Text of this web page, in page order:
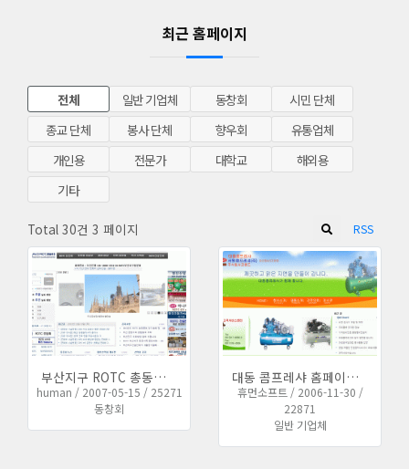
최근 홈페이지
전체 일반 기업체 동창회
시민 단체
종교 단체
봉사 단체 향우회
유통업체
개인용
전문가 대학교
해외용
기타
Total 30건 3 페이지 RSS
부산지구 ROTC 총동문회 홈페이지를 새로 만들었습니다.
human / 2007-05-15 / 25271
동창회
대동 콤프레샤 홈페이지 개편하였습니다.
휴먼소프트 / 2006-11-30 /
22871
일반 기업체